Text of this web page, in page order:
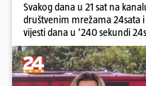
Svakog dana u 21 sat na
društvenim mrežama 24sata
vijesti dana u '240 sekundi
Krnetić: Željeznička nesreća
Gradec, masovna tučnjava
kraj Požege...